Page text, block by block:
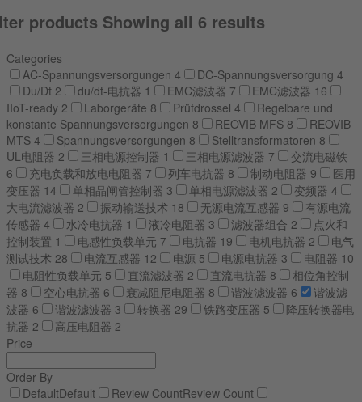
products Showing all 6 results
Categories
AC-Spannungsversorgungen 4 DC-Spannungsversorgung 4
Du/Dt 2 du/dt-电抗器 1 EMC滤波器 7 EMC滤波器 16
IIoT-ready 2 Laborgeräte 8 Prüfdrossel 4
Regelbare und
konstante Spannungsversorgungen 8 REOVIB MFS 8
REOVIB
MTS 4 Spannungsversorgungen 8 Stelltransformatoren 8
UL电阻器 2 三相电源控制器 1 三相电源滤波器 7
交流电磁铁
6
充电负载和放电电阻器 7 列车电抗器 8 制动电阻器 9
医用
变压器 14 单相晶闸管控制器 3 单相电源滤波器 2 变频器 4
大电流滤波器 2 振动输送技术 18 无源电流互感器 9
有源电流
传感器 4 水冷电抗器 1 液冷电阻器 3 滤波器组合 2
点火和
控制装置 1 电感性负载单元 7 电抗器 19 电机电抗器 2
电气
测试技术 28 电流互感器 12 电源 5 电源电抗器 3 电阻器 10
电阻性负载单元 5 直流滤波器 2 直流电抗器 8
相位角控制
器 8 空心电抗器 6 衰减阻尼电阻器 8 谐波滤波器 6
谐波滤
波器 6 谐波滤波器 3 转换器 29 铁路变压器 5
降压转换器电
抗器 2 高压电阻器 2
Price
Order By
DefaultDefault Review CountReview Count